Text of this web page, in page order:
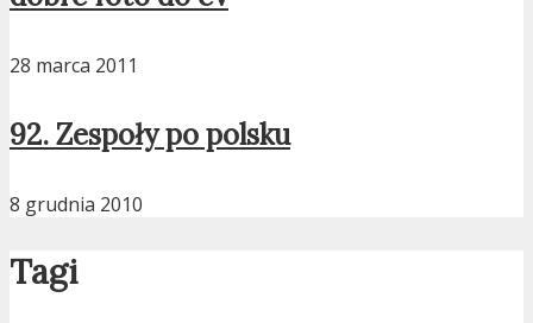
28 marca 2011
92. Zespoły po polsku
8 grudnia 2010
Tagi